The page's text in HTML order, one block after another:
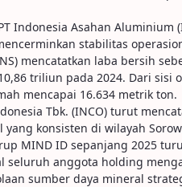
Indonesia Asahan
stabilitas
mencatatkan laba bersih
triliun pada 2024. Dari
mencapai 16.634 metrik ton.
Tbk. (INCO) turut
konsisten di wilayah
MIND ID sepanjang 2025
seluruh anggota holding
sumber daya mineral